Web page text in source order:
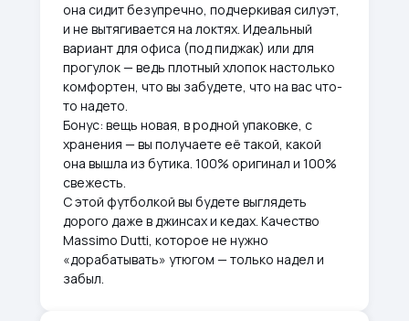
она сидит безупречно, подчеркивая силуэт,
и не вытягивается на локтях. Идеальный
вариант для офиса (под пиджак) или для
прогулок — ведь плотный хлопок настолько
комфортен, что вы забудете, что на вас что-
то надето.
Бонус: вещь новая, в родной упаковке, с
хранения — вы получаете её такой, какой
она вышла из бутика. 100% оригинал и 100%
свежесть.
С этой футболкой вы будете выглядеть
дорого даже в джинсах и кедах. Качество
Massimo Dutti, которое не нужно
«дорабатывать» утюгом — только надел и
забыл.